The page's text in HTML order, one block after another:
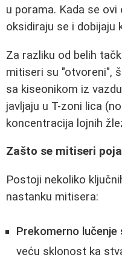
u porama. Kada se
oksidiraju se i dobijaju
Za razliku od belih
mitiseri su "otvoreni",
sa kiseonikom iz
javljaju u T-zoni lica
koncentracija lojnih
Zašto se mitiseri
Postoji nekoliko
nastanku mitisera:
Prekomerno lučenje
veću sklonost ka